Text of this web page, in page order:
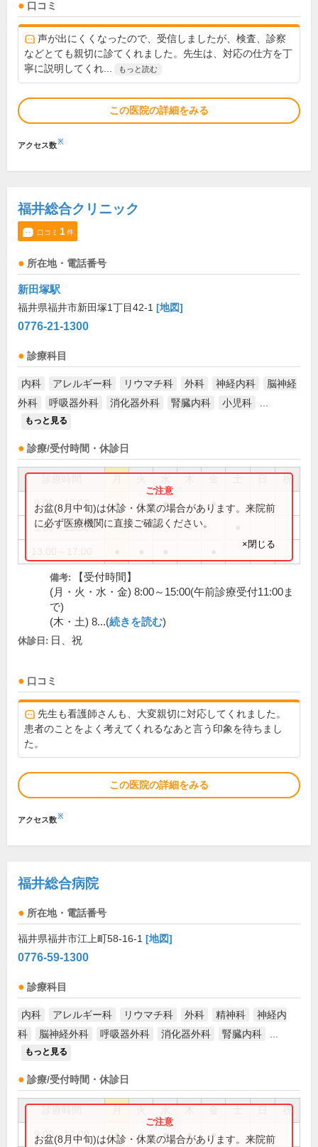
口コミ
声が出にくくなったので、受信しましたが、検査、診察
などとても親切に診てくれました。先生は、対応の仕方を丁
寧に説明してくれ...
もっと読む
この医院の詳細をみる
アクセス数※
福井総合クリニック
口コミ 1件
所在地・電話番号
新田塚駅
福井県福井市新田塚1丁目42-1 [地図]
0776-21-1300
診療科目
内科 アレルギー科 リウマチ科 外科 神経内科
脳神経
外科
呼吸器外科 消化器外科 腎臓内科 小児科
もっと見る
診療/受付時間・休診日
祝
9:00～12:00 ● ● ● ●
9:00～12:30 ●
お盆(8月中旬)は休診・休業の場合があります。来院前
に必ず医療機関に直接ご確認ください。
×閉じる
備考:
【受付時間】
(月・火・水・金) 8:00～15:00(午前診療受付11:00ま
で)
(木・土) 8...(続きを読む)
休診日: 日、祝
口コミ
先生も看護師さんも、大変親切に対応してくれました。
患者のことをよく考えてくれるなあと言う印象を待ちまし
た。
この医院の詳細をみる
アクセス数※
福井総合病院
所在地・電話番号
福井県福井市江上町58-16-1 [地図]
0776-59-1300
診療科目
内科 アレルギー科 リウマチ科 外科 精神科
神経内
科
脳神経外科 呼吸器外科 消化器外科 腎臓内科
もっと見る
診療/受付時間・休診日
祝
9:00～12:00 ● ● ● ● ●
お盆(8月中旬)は休診・休業の場合があります。来院前